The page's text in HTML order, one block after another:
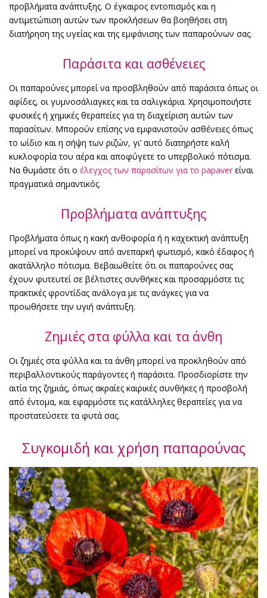
προβλήματα ανάπτυξης. Ο έγκαιρος εντοπισμός και η
αντιμετώπιση αυτών των προκλήσεων θα βοηθήσει στη
διατήρηση της υγείας και της εμφάνισης των παπαρούνων σας.
Παράσιτα και ασθένειες
Οι παπαρούνες μπορεί να προσβληθούν από παράσιτα όπως οι
αφίδες, οι γυμνοσάλιαγκες και τα σαλιγκάρια. Χρησιμοποιήστε
φυσικές ή χημικές θεραπείες για τη διαχείριση αυτών των
παρασίτων. Μπορούν επίσης να εμφανιστούν ασθένειες όπως
το ωίδιο και η σήψη των ριζών, γι’ αυτό διατηρήστε καλή
κυκλοφορία του αέρα και αποφύγετε το υπερβολικό πότισμα.
Να θυμάστε ότι ο έλεγχος των παρασίτων για το papaver είναι
πραγματικά σημαντικός.
Προβλήματα ανάπτυξης
Προβλήματα όπως η κακή ανθοφορία ή η καχεκτική ανάπτυξη
μπορεί να προκύψουν από ανεπαρκή φωτισμό, κακό έδαφος ή
ακατάλληλο πότισμα. Βεβαιωθείτε ότι οι παπαρούνες σας
έχουν φυτευτεί σε βέλτιστες συνθήκες και προσαρμόστε τις
πρακτικές φροντίδας ανάλογα με τις ανάγκες για να
προωθήσετε την υγιή ανάπτυξη.
Ζημιές στα φύλλα και τα άνθη
Οι ζημιές στα φύλλα και τα άνθη μπορεί να προκληθούν από
περιβαλλοντικούς παράγοντες ή παράσιτα. Προσδιορίστε την
αιτία της ζημιάς, όπως ακραίες καιρικές συνθήκες ή προσβολή
από έντομα, και εφαρμόστε τις κατάλληλες θεραπείες για να
προστατεύσετε τα φυτά σας.
Συγκομιδή και χρήση παπαρούνας